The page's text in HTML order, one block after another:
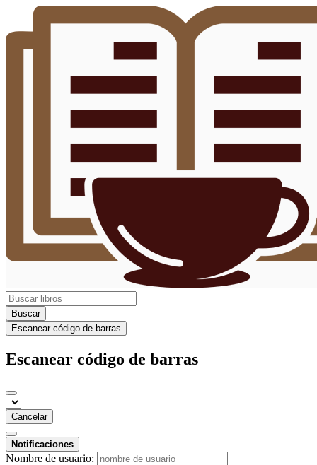
Buscar
Escanear código de barras
Escanear código de barras
Cancelar
Notificaciones
Nombre de usuario: